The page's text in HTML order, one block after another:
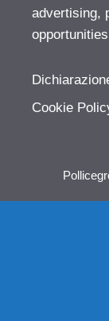
advertising,
Cookie